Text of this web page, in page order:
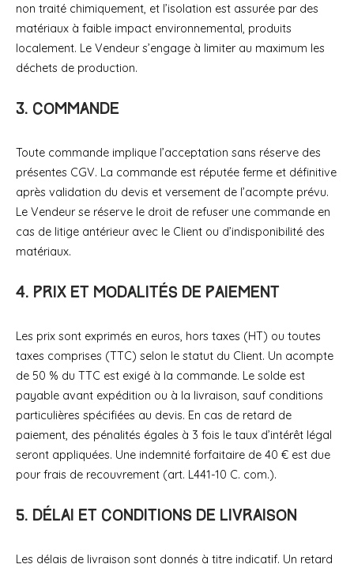
non traité chimiquement, et l’isolation est assurée par des
matériaux à faible impact environnemental, produits
localement. Le Vendeur s’engage à limiter au maximum les
déchets de production.
3. Commande
Toute commande implique l’acceptation sans réserve des
présentes CGV. La commande est réputée ferme et définitive
après validation du devis et versement de l’acompte prévu.
Le Vendeur se réserve le droit de refuser une commande en
cas de litige antérieur avec le Client ou d’indisponibilité des
matériaux.
4. Prix et modalités de paiement
Les prix sont exprimés en euros, hors taxes (HT) ou toutes
taxes comprises (TTC) selon le statut du Client. Un acompte
de 50 % du TTC est exigé à la commande. Le solde est
payable avant expédition ou à la livraison, sauf conditions
particulières spécifiées au devis. En cas de retard de
paiement, des pénalités égales à 3 fois le taux d’intérêt légal
seront appliquées. Une indemnité forfaitaire de 40 € est due
pour frais de recouvrement (art. L441-10 C. com.).
5. Délai et conditions de livraison
Les délais de livraison sont donnés à titre indicatif. Un retard